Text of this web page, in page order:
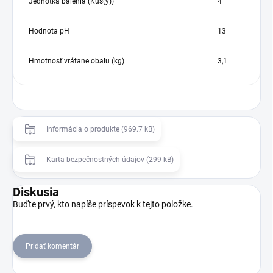
Hodnota pH 13
Hmotnosť vrátane obalu (kg) 3,1
Informácia o produkte (969.7 kB)
Karta bezpečnostných údajov (299 kB)
Diskusia
Buďte prvý, kto napíše príspevok k tejto položke.
Pridať komentár